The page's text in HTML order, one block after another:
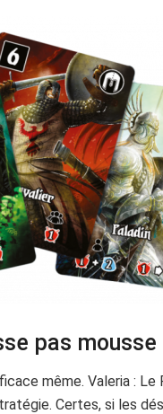
pas
même. Valeria :
Certes, si les